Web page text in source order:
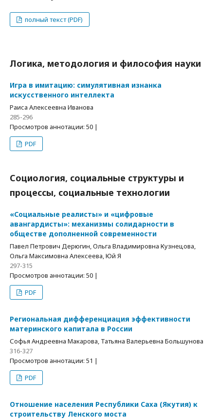
полный текст (PDF)
Логика, методология и философия науки
Игра в имитацию: симулятивная изнанка
искусственного интеллекта
Раиса Алексеевна Иванова
285-296
Просмотров аннотации: 50 |
PDF
Социология, социальные структуры и
процессы, социальные технологии
«Социальные реалисты» и «цифровые
авангардисты»: механизмы солидарности в
обществе дополненной современности
Павел Петрович Дерюгин, Ольга Владимировна Кузнецова,
Ольга Максимовна Алексеева, Юй Я
297-315
Просмотров аннотации: 50 |
PDF
Региональная дифференциация эффективности
материнского капитала в России
Софья Андреевна Макарова, Татьяна Валерьевна Большунова
316-327
Просмотров аннотации: 51 |
PDF
Отношение населения Республики Саха (Якутия) к
строительству Ленского моста